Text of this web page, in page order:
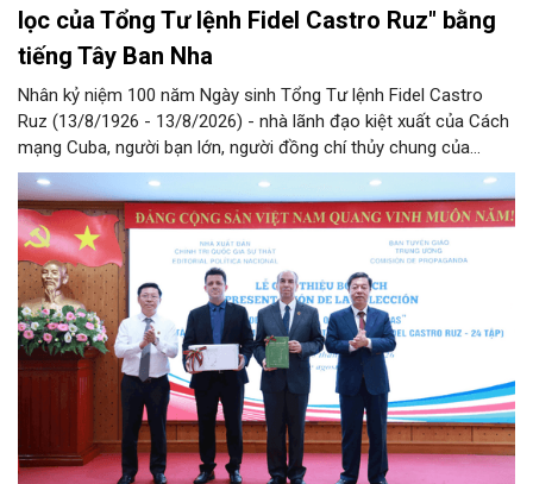
lọc của Tổng Tư lệnh Fidel Castro Ruz" bằng
tiếng Tây Ban Nha
Nhân kỷ niệm 100 năm Ngày sinh Tổng Tư lệnh Fidel Castro
Ruz (13/8/1926 - 13/8/2026) - nhà lãnh đạo kiệt xuất của Cách
mạng Cuba, người bạn lớn, người đồng chí thủy chung của
Đảng, Nhà nước và nhân dân Việt Nam, chiều 5/8, tại Hà Nội,
Nhà xuất bản Chính trị quốc gia Sự thật phối hợp với Ban Tuyên
giáo Trung ương tổ chức Lễ giới thiệu bộ sách “Tuyển tập các
tác phẩm chọn lọc của Tổng Tư lệnh Fidel Castro Ruz” gồm 24
tập bằng tiếng Tây Ban Nha.